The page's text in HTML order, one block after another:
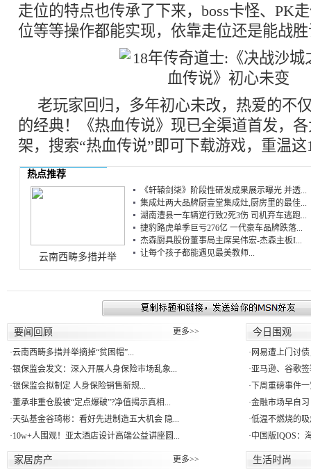
走位的特点也传承了下来，boss卡怪、PK
位等等操作都能实现，依靠走位还是能战
老玩家回归，多年初心未改，热爱的不
的经典！《热血传说》现已全渠道首发，
架，搜索“热血传说”即可下载游戏，重温
热点推荐
云南西畴多措并举
《轩辕剑柒》阶段性研发成果展示曝光 并透...
集成灶两大品牌厨壹堂集成灶,厨房里的最佳...
湖南澧县一车辆逆行致2死3伤 司机弃车逃跑...
捷豹路虎单季巨亏276亿 一代豪车品牌跌落...
杰森厨具股份董事局主席吴伟宏-杰森主板I...
让每个孩子都能遇见最美教师...
要闻回顾 更多>>
·云南西畴多措并举摘掉“贫困帽”...
·银保监会发文：深入开展人身保险市场乱象...
·银保监会拟制定 人身保险销售新规...
·董承非重仓股被“定点爆破”?净值揭示真相...
·天弘基金谷琦彬：看好先进制造五大机会 隐...
·10w+人围观！亚太酒店设计高端公益讲座圆...
今日围观
· 网易遭上门讨
·亚马逊、谷歌
· 下周重磅事件
·金融市场早自
·低温不燃烧的
·中国版IQOS：
家居房产 更多>> 生活时尚